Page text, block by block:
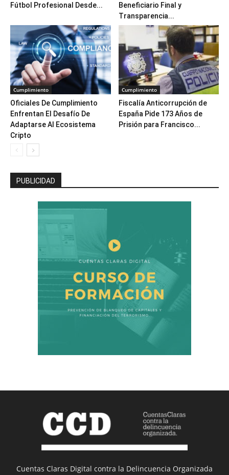
Fútbol Profesional Desde...
Beneficiario Final y
Transparencia...
Cumplimiento
Oficiales De Cumplimiento
Enfrentan El Desafío De
Adaptarse Al Ecosistema
Cripto
Cumplimiento
Fiscalía Anticorrupción de
España Pide 173 Años de
Prisión para Francisco...
PUBLICIDAD
Cuentas Claras Digital contra la Delincuencia Organizada